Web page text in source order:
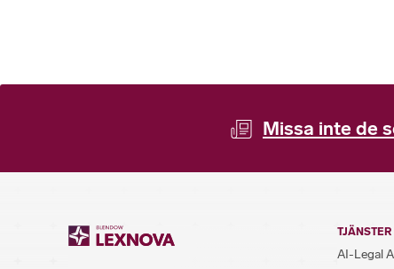
Missa inte de
TJÄNSTER
AI-Legal